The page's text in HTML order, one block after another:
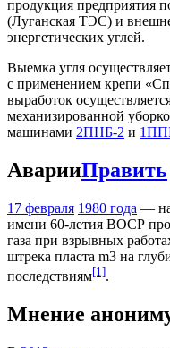
продукция предприятия
(Луганская ТЭС) и
энергетических углей.
Выемка угля
с применением крепи
выработок
механизированной
машинами 2ПНБ-2 и
АварииПравить
17 февраля 1980 года —
имени 60-летия ВОСР
газа при взрывных
штрека пласта m3 на
последствиям[1].
Мнение